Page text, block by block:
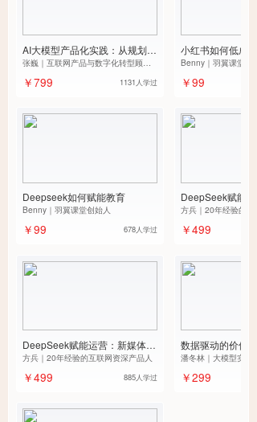
AI大模型产品化实践：从规划到
落地
张巍｜互联网产品与数字化转型顾问
￥799 1131人学过
小红书如何低成本
Benny｜羽翼课堂创始
￥99
Deepseek如何赋能教育
Benny｜羽翼课堂创始人
￥99 678人学过
DeepSeek赋能
能提效特训营
方兵｜20年经验的互
￥499
DeepSeek赋能运营：新媒体人
的AI增效特训营
方兵｜20年经验的互联网资深产品人
￥499 885人学过
数据驱动的价值
场中被认可、被加
潘冬林｜大模型实施
￥299